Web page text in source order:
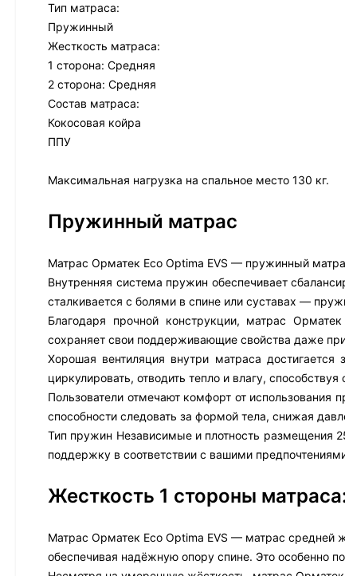
Тип матраса:
Пружинный
Жесткость матраса:
1 сторона: Средняя
2 сторона: Средняя
Состав матраса:
Кокосовая койра
ППУ
Максимальная нагрузка на спальное место 130 кг.
Пружинный матрас
Матрас Орматек Eco Optima EVS — пружинный
Внутренняя система пружин обеспечивает
сталкивается с болями в спине или суставах —
Благодаря прочной конструкции, матрас
сохраняет свои поддерживающие свойства даже
Хорошая вентиляция внутри матраса
циркулировать, отводить тепло и влагу,
Пользователи отмечают комфорт от использования
способности следовать за формой тела, снижая
Тип пружин Независимые и плотность размещения
поддержку в соответствии с вашими
Жесткость 1 стороны
Матрас Орматек Eco Optima EVS — матрас средней
обеспечивая надёжную опору спине. Это особенно